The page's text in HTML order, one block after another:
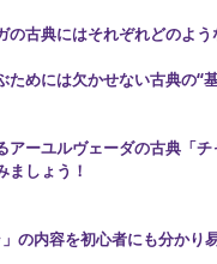
の古典にはそれぞれどのよ
めには欠かせない古典の“
アーユルヴェーダの古典「
ましょう！
の内容を初心者にも分かり